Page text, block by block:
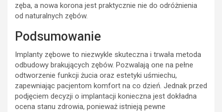
zęba, a nowa korona jest praktycznie nie do odróżnienia
od naturalnych zębów.
Podsumowanie
Implanty zębowe to niezwykle skuteczna i trwała metoda
odbudowy brakujących zębów. Pozwalają one na pełne
odtworzenie funkcji żucia oraz estetyki uśmiechu,
zapewniając pacjentom komfort na co dzień. Jednak przed
podjęciem decyzji o implantacji konieczna jest dokładna
ocena stanu zdrowia, ponieważ istnieją pewne